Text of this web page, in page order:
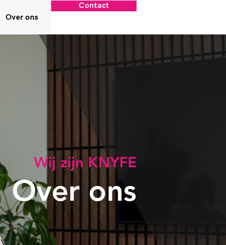
Over ons
Contact
Over ons
Wij zijn KNYFE